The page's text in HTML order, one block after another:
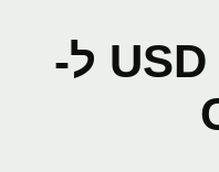
תרשים של USD ל-